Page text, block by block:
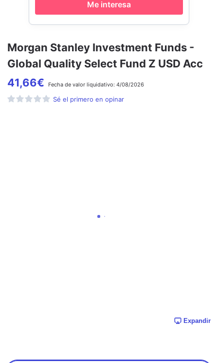
Morgan Stanley Investment Funds -
Global Quality Select Fund Z USD Acc
41,66€ Fecha de valor liquidativo: 4/08/2026
Sé el primero en opinar
Expandir
Me interesa